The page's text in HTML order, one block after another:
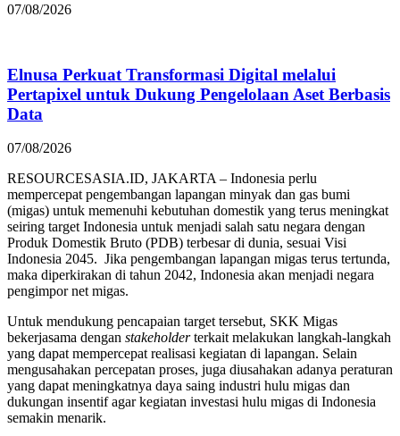
07/08/2026
Elnusa Perkuat Transformasi Digital melalui
Pertapixel untuk Dukung Pengelolaan Aset Berbasis
Data
07/08/2026
RESOURCESASIA.ID, JAKARTA – Indonesia perlu
mempercepat pengembangan lapangan minyak dan gas bumi
(migas) untuk memenuhi kebutuhan domestik yang terus meningkat
seiring target Indonesia untuk menjadi salah satu negara dengan
Produk Domestik Bruto (PDB) terbesar di dunia, sesuai Visi
Indonesia 2045. Jika pengembangan lapangan migas terus tertunda,
maka diperkirakan di tahun 2042, Indonesia akan menjadi negara
pengimpor net migas.
Untuk mendukung pencapaian target tersebut, SKK Migas
bekerjasama dengan stakeholderterkait melakukan langkah-langkah
yang dapat mempercepat realisasi kegiatan di lapangan. Selain
mengusahakan percepatan proses, juga diusahakan adanya peraturan
yang dapat meningkatnya daya saing industri hulu migas dan
dukungan insentif agar kegiatan investasi hulu migas di Indonesia
semakin menarik.